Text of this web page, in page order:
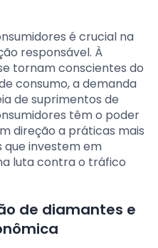
é crucial na
responsável. À
tornam conscientes do
consumo, a demanda
de suprimentos de
têm o poder
direção a práticas mais
que investem em
luta contra o tráfico
de diamantes e